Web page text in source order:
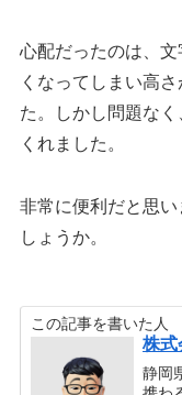
心配だったのは、
くなってしまい高
た。しかし問題な
くれました。
非常に便利だと思
しょうか。
この記事を書いた人
株
静岡